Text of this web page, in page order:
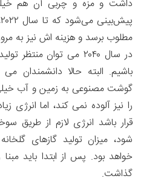
داشت و مزه و چربی آن هم
مطلوب برسد و هزینه اش نیز به
در سال ۲۰۴۰ می توان
باشیم. البته حالا دانشمندان
گوشت مصنوعی به زمین و آب
را نیز آلوده نمی کند، اما
قرار باشد انرژی لازم از طریق
شود، میزان تولید گازهای
خواهد بود. پس از ابتدا باید
گذاشت.